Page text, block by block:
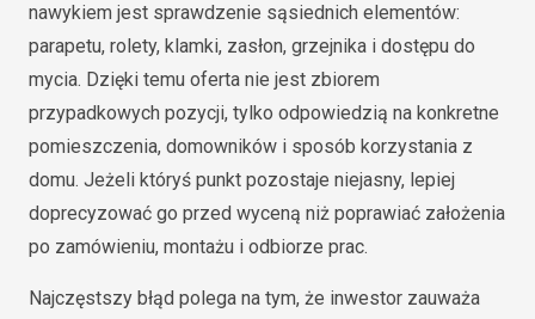
nawykiem jest sprawdzenie sąsiednich elementów:
parapetu, rolety, klamki, zasłon, grzejnika i dostępu do
mycia. Dzięki temu oferta nie jest zbiorem
przypadkowych pozycji, tylko odpowiedzią na konkretne
pomieszczenia, domowników i sposób korzystania z
domu. Jeżeli któryś punkt pozostaje niejasny, lepiej
doprecyzować go przed wyceną niż poprawiać założenia
po zamówieniu, montażu i odbiorze prac.
Najczęstszy błąd polega na tym, że inwestor zauważa